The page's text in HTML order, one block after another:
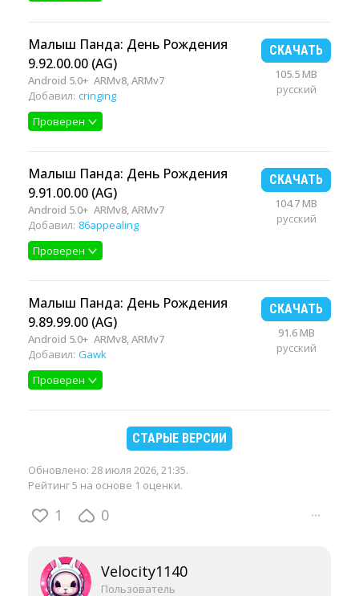
Малыш Панда: День Рождения
9.92.00.00 (AG)
Android 5.0+ ARMv8, ARMv7
Добавил: cringing
Проверен
СКАЧАТЬ
105.5 MB
русский
Малыш Панда: День Рождения
9.91.00.00 (AG)
Android 5.0+ ARMv8, ARMv7
Добавил: 86appealing
Проверен
СКАЧАТЬ
104.7 MB
русский
Малыш Панда: День Рождения
9.89.99.00 (AG)
Android 5.0+ ARMv8, ARMv7
Добавил: Gawk
Проверен
СКАЧАТЬ
91.6 MB
русский
СТАРЫЕ ВЕРСИИ
Обновлено: 28 июля 2026, 21:35.
Рейтинг 5 на основе 1 оценки.
1 0 ···
Velocity1140
Пользователь